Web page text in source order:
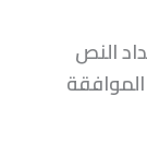
النص